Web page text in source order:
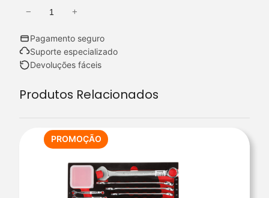
a
n
i
− +
Pagamento seguro
Suporte especializado
Devoluções fáceis
Produtos Relacionados
PROMOÇÃOPRODUTO
EM
PROMOÇÃO